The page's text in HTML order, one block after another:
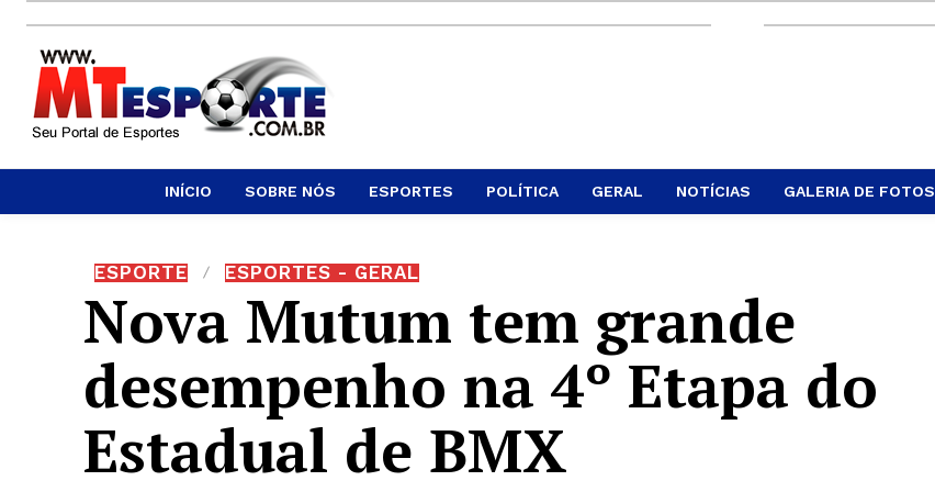
INÍCIO SOBRE NÓS ESPORTES POLÍTICA GERAL NOTÍCIAS GALERIA DE FOTOS
ESPORTE ESPORTES - GERAL
Nova Mutum tem grande
desempenho na 4º Etapa do
Estadual de BMX